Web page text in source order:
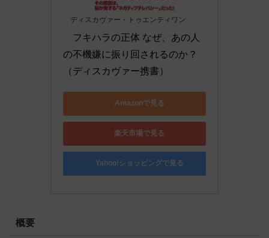
ディスカヴァー・トゥエンティワン
フキハラの正体 なぜ、あの人
の不機嫌に振り回されるのか？
（ディスカヴァー携書）
Amazonで見る
楽天市場で見る
Yahoo!ショッピングで見る
概要